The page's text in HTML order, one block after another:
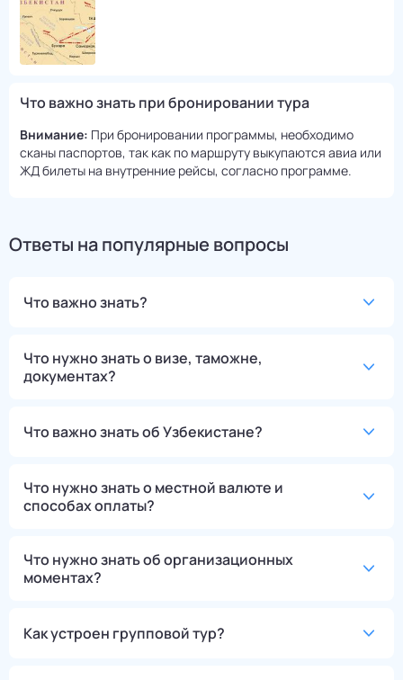
Что важно знать при бронировании тура
Внимание: При бронировании программы, необходимо
сканы паспортов, так как по маршруту выкупаются авиа или
ЖД билеты на внутренние рейсы, согласно программе.
Ответы на популярные вопросы
Что важно знать?
Что нужно знать о визе, таможне,
документах?
Что важно знать об Узбекистане?
Что нужно знать о местной валюте и
способах оплаты?
Что нужно знать об организационных
моментах?
Как устроен групповой тур?